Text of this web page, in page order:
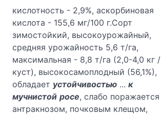
кислотность - 2,9%, аскорбиновая
кислота - 155,6 мг/100 г.Сорт
зимостойкий, высокоурожайный,
средняя урожайность 5,6 т/га,
максимальная - 8,8 т/га (2,0-4,0 кг /
куст), высокосамоплодный (56,1%),
обладает устойчивостью ... к
мучнистой росе, слабо поражается
антракнозом, почковым клещом,